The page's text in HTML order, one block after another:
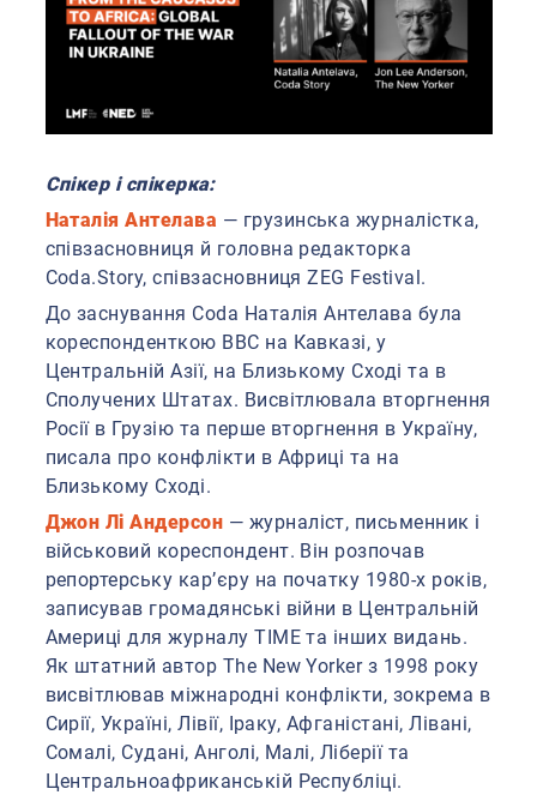
Спікер і спікерка:
Наталія Антелава — грузинська журналістка,
співзасновниця й головна редакторка
Coda.Story, співзасновниця ZEG Festival.
До заснування Coda Наталія Антелава була
кореспонденткою BBC на Кавказі, у
Центральній Азії, на Близькому Сході та в
Сполучених Штатах. Висвітлювала вторгнення
Росії в Грузію та перше вторгнення в Україну,
писала про конфлікти в Африці та на
Близькому Сході.
Джон Лі Андерсон — журналіст, письменник і
військовий кореспондент. Він розпочав
репортерську кар’єру на початку 1980-х років,
записував громадянські війни в Центральній
Америці для журналу TIME та інших видань.
Як штатний автор The New Yorker з 1998 року
висвітлював міжнародні конфлікти, зокрема в
Сирії, Україні, Лівії, Іраку, Афганістані, Лівані,
Сомалі, Судані, Анголі, Малі, Ліберії та
Центральноафриканській Республіці.